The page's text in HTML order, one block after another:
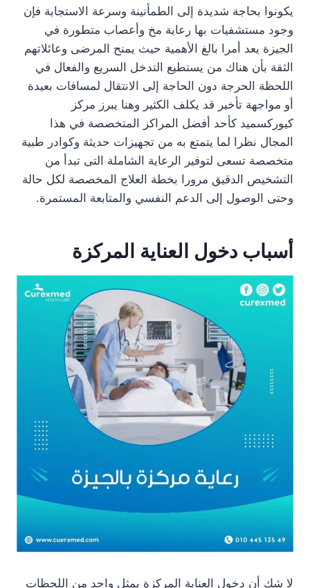
يكونوا بحاجة شديدة إلى الطمأنينة وسرعة الاستجابة فإن
وجود مستشفيات بها رعاية مخ وأعصاب متطورة في
الجيزة يعد أمرا بالغ الأهمية حيث يمنح المرضى وعائلاتهم
الثقة بأن هناك من يستطيع التدخل السريع والفعال في
اللحظة الحرجة دون الحاجة إلى الانتقال لمسافات بعيدة
أو مواجهة تأخير قد يكلف الكثير وهنا يبرز مركز
كيوركسميد كأحد أفضل المراكز المتخصصة في هذا
المجال نظرا لما يتمتع به من تجهيزات حديثة وكوادر طبية
متخصصة تسعى لتوفير الرعاية الشاملة التى تبدأ من
التشخيص الدقيق مرورا بخطة العلاج المخصصة لكل حالة
وحتى الوصول إلى الدعم النفسي والمتابعة المستمرة.
أسباب دخول العناية المركزة
لا شك أن دخول العناية المركزة يمثل واحد من اللحظات